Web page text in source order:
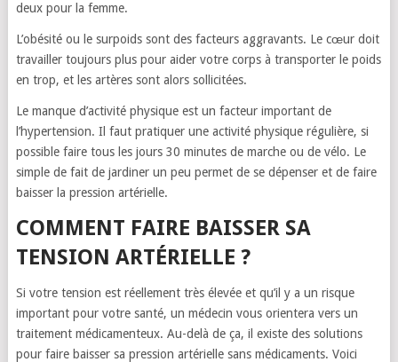
deux pour la femme.
L’obésité ou le surpoids sont des facteurs aggravants. Le cœur doit
travailler toujours plus pour aider votre corps à transporter le poids
en trop, et les artères sont alors sollicitées.
Le manque d’activité physique est un facteur important de
l’hypertension. Il faut pratiquer une activité physique régulière, si
possible faire tous les jours 30 minutes de marche ou de vélo. Le
simple de fait de jardiner un peu permet de se dépenser et de faire
baisser la pression artérielle.
COMMENT FAIRE BAISSER SA
TENSION ARTÉRIELLE ?
Si votre tension est réellement très élevée et qu’il y a un risque
important pour votre santé, un médecin vous orientera vers un
traitement médicamenteux. Au-delà de ça, il existe des solutions
pour faire baisser sa pression artérielle sans médicaments. Voici